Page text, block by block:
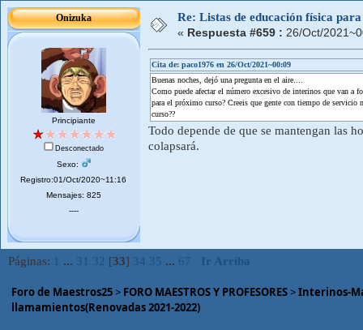
Onizuka
Principiante
Desconectado
Sexo:
Registro:01/Oct/2020~11:16
Mensajes: 825
----
Re: Listas de educación física
« Respuesta #659 : 26/Oct/
Cita de: paco1976 en 26/Oct/2021~00:09
Buenas noches, dejó una pregunta en el aire....
Como puede afectar el número excesivo de interinos que van a
para el próximo curso? Creeis que gente con tiempo de
curso??
Todo depende de que se mantengan las
colapsará.
Páginas: ... 31 32 [33] 34 35 ... 67 Ir Arriba
Foro de Maestros25> FORO MAESTROS Y PROFESORES>Interinos-
llamamientos(Renovadas 2021-2022)